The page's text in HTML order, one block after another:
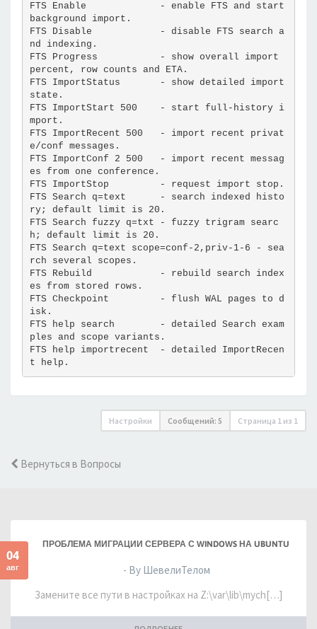
FTS Enable             - enable FTS and start
background import.
FTS Disable            - disable FTS search a
nd indexing.
FTS Progress           - show overall import
percent, row counts and ETA.
FTS ImportStatus       - show detailed import
state.
FTS ImportStart 500    - start full-history i
mport.
FTS ImportRecent 500   - import recent privat
e/conf messages.
FTS ImportConf 2 500   - import recent messag
es from one conference.
FTS ImportStop         - request import stop.
FTS Search q=text      - search indexed histo
ry; default limit is 20.
FTS Search fuzzy q=txt - fuzzy trigram searc
h; default limit is 20.
FTS Search q=text scope=conf-2,priv-1-6 - sea
rch several scopes.
FTS Rebuild            - rebuild search index
es from stored rows.
FTS Checkpoint         - flush WAL pages to d
isk.
FTS help search        - detailed Search exam
ples and scope variants.
FTS help importrecent  - detailed ImportRecen
t help.
Настройки Сообщений: 5 Страница 1 из 1
Вернуться в Вопросы
04
авг
ПРОБЛЕМА МИГРАЦИИ СЕРВЕРА С WINDOWS НА UBUNTU
- By ШевелиТелом
Замените все пути в настройках на Z:\var\lib\mych[…]